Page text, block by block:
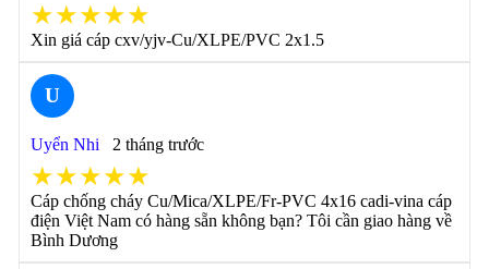
★★★★★
Xin giá cáp cxv/yjv-Cu/XLPE/PVC 2x1.5
U
Uyển Nhi 2 tháng trước
★★★★★
Cáp chống cháy Cu/Mica/XLPE/Fr-PVC 4x16 cadi-vina cáp
điện Việt Nam có hàng sẵn không bạn? Tôi cần giao hàng về
Bình Dương